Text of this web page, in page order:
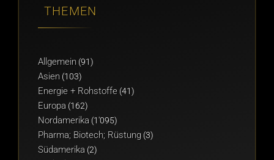
THEMEN
Allgemein (91)
Asien (103)
Energie + Rohstoffe (41)
Europa (162)
Nordamerika (1'095)
Pharma; Biotech; Rüstung (3)
Südamerika (2)